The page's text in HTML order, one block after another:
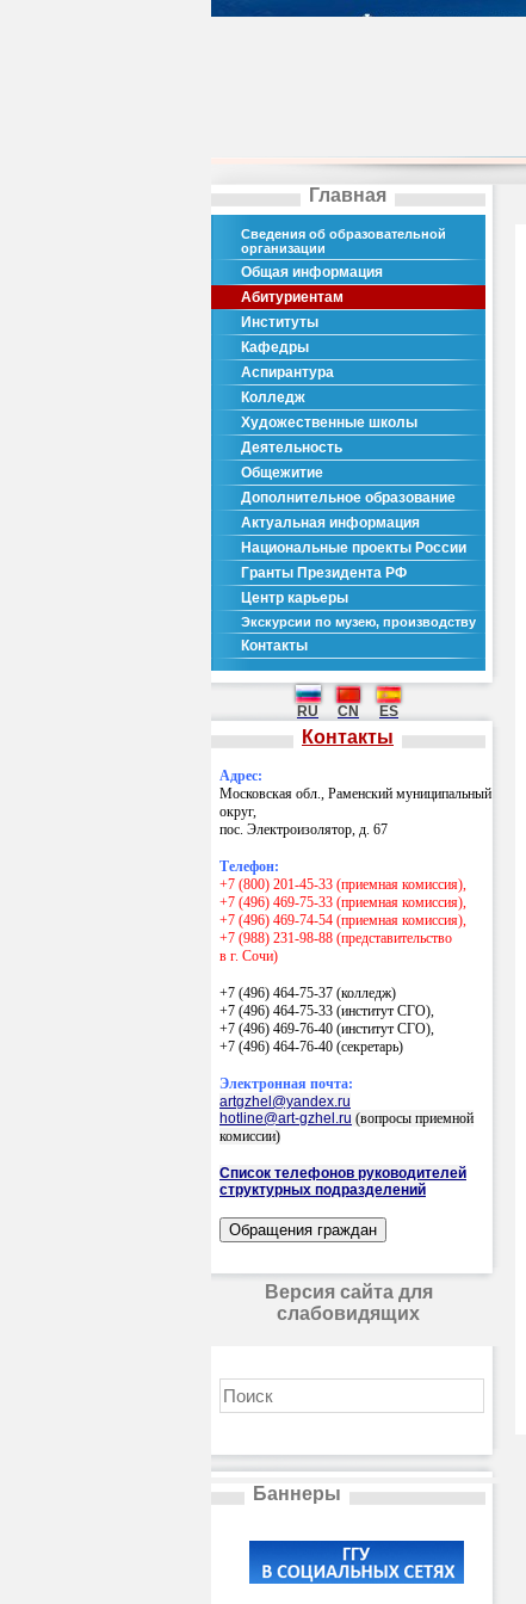
Главная
Сведения об образовательной
организации
Общая информация
Абитуриентам
Институты
Кафедры
Аспирантура
Колледж
Художественные школы
Деятельность
Общежитие
Дополнительное образование
Актуальная информация
Национальные проекты России
Гранты Президента РФ
Центр карьеры
Экскурсии по музею, производству
Контакты
RU CN ES
Контакты
Адрес:
Московская обл., Раменский муниципальный
округ,
пос. Электроизолятор, д. 67
Телефон:
+7 (800) 201-45-33 (приемная комиссия),
+7 (496) 469-75-33 (приемная комиссия),
+7 (496) 469-74-54 (приемная комиссия),
+7 (988) 231-98-88 (представительство
в г. Сочи)
+7 (496) 464-75-37 (колледж)
+7 (496) 464-75-33 (институт СГО),
+7 (496) 469-76-40 (институт СГО),
+7 (496) 464-76-40 (секретарь)
Электронная почта:
artgzhel@yandex.ru
hotline@art-gzhel.ru (вопросы приемной
комиссии)
Список телефонов руководителей
структурных подразделений
Версия сайта для
слабовидящих
Баннеры